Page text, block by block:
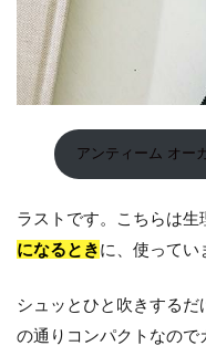
アンティーム オ
ラストです。こちらは生
になるときに、使ってい
シュッとひと吹きする
の通りコンパクトなので